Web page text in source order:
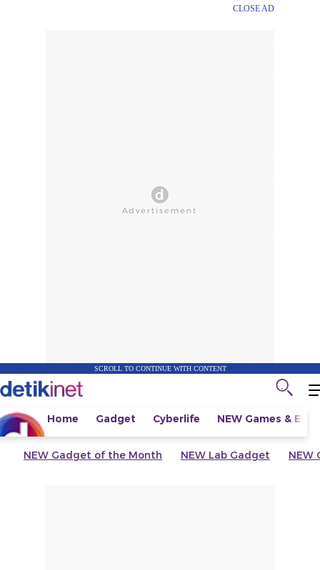
CLOSE AD
SCROLL TO CONTINUE WITH CONTENT
Home Gadget Cyberlife NEW Games &
NEW Gadget of the Month NEW Lab Gadget NEW